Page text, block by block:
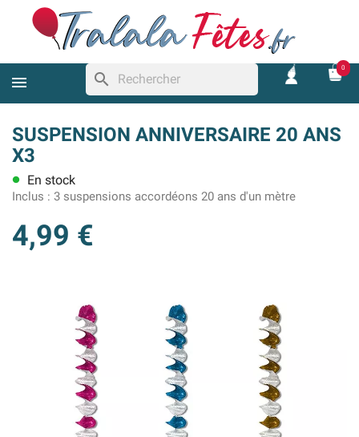
search
0
SUSPENSION ANNIVERSAIRE 20 ANS
X3
lens En stock
Inclus : 3 suspensions accordéons 20 ans d'un mètre
4,99 €